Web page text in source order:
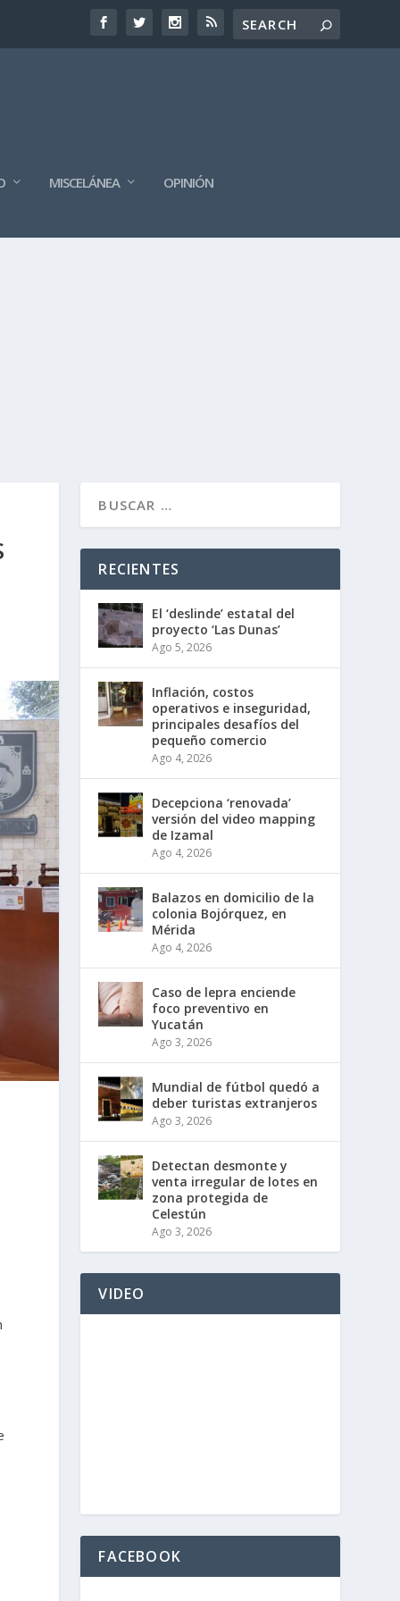
MISCELÁNEA OPINIÓN
RECIENTES
El ‘deslinde’ estatal del
proyecto ‘Las Dunas’
Ago 5, 2026
Inflación, costos
operativos e inseguridad,
principales desafíos del
pequeño comercio
Ago 4, 2026
Decepciona ‘renovada’
versión del video mapping
de Izamal
Ago 4, 2026
Balazos en domicilio de la
colonia Bojórquez, en
Mérida
Ago 4, 2026
Caso de lepra enciende
foco preventivo en
Yucatán
Ago 3, 2026
Mundial de fútbol quedó a
deber turistas extranjeros
Ago 3, 2026
Detectan desmonte y
venta irregular de lotes en
zona protegida de
Celestún
Ago 3, 2026
VIDEO
FACEBOOK